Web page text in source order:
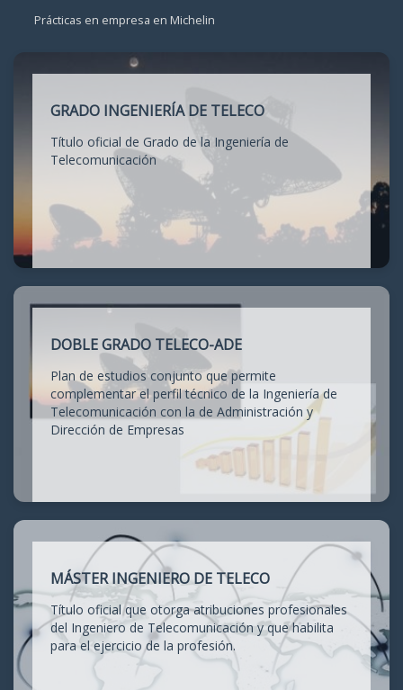
Prácticas en empresa en Michelin
GRADO INGENIERÍA DE TELECO
Título oficial de Grado de la Ingeniería de
Telecomunicación
DOBLE GRADO TELECO-ADE
Plan de estudios conjunto que permite
complementar el perfil técnico de la Ingeniería de
Telecomunicación con la de Administración y
Dirección de Empresas
MÁSTER INGENIERO DE TELECO
Título oficial que otorga atribuciones profesionales
del Ingeniero de Telecomunicación y que habilita
para el ejercicio de la profesión.